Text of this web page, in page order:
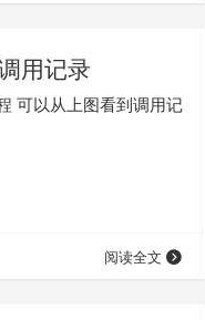
用记录
可以从上图看到调用记
阅读全文